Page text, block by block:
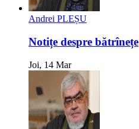
Andrei PLEȘU
Notițe despre bătrînețe
Joi, 14 Mar